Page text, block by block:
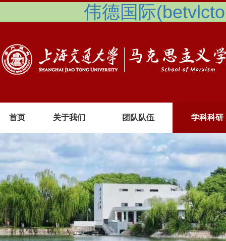
伟德国际
首页 关于我们 团队队伍 学科科研